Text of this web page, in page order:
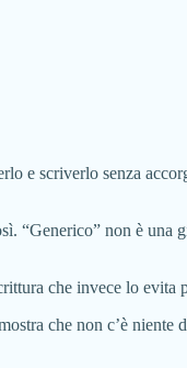
e scriverlo senza
“Generico” non è una
che invece lo evita
che non c’è niente